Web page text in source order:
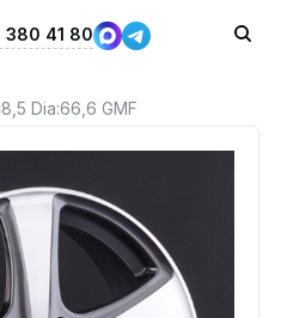
380 41 80
Dia:66,6 GMF